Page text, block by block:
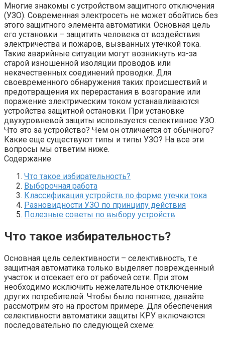
Многие знакомы с устройством защитного отключения
(УЗО). Современная электросеть не может обойтись без
этого защитного элемента автоматики. Основная цель
его установки – защитить человека от воздействия
электричества и пожаров, вызванных утечкой тока.
Такие аварийные ситуации могут возникнуть из-за
старой изношенной изоляции проводов или
некачественных соединений проводки. Для
своевременного обнаружения таких происшествий и
предотвращения их перерастания в возгорание или
поражение электрическим током устанавливаются
устройства защитной остановки. При установке
двухуровневой защиты используется селективное УЗО.
Что это за устройство? Чем он отличается от обычного?
Какие еще существуют типы и типы УЗО? На все эти
вопросы мы ответим ниже.
Содержание
Что такое избирательность?
Выборочная работа
Классификация устройств по форме утечки тока
Разновидности УЗО по принципу действия
Полезные советы по выбору устройств
Что такое избирательность?
Основная цель селективности – селективность, т.е
защитная автоматика только выделяет поврежденный
участок и отсекает его от рабочей сети. При этом
необходимо исключить нежелательное отключение
других потребителей. Чтобы было понятнее, давайте
рассмотрим это на простом примере. Для обеспечения
селективности автоматики защиты КРУ включаются
последовательно по следующей схеме: